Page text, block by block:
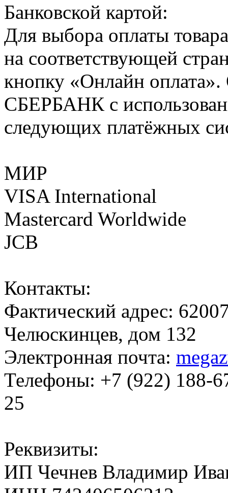
Банковской картой:
Для выбора оплаты
на соответствующей
кнопку «Онлайн
СБЕРБАНК с
следующих платёжных
МИР
VISA International
Mastercard Worldwide
JCB
Контакты:
Фактический адрес:
Челюскинцев, дом 132
Электронная почта:
Телефоны: +7 (922) 188-
25
Реквизиты:
ИП Чечнев Владимир